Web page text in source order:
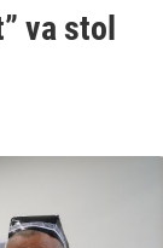
va stol